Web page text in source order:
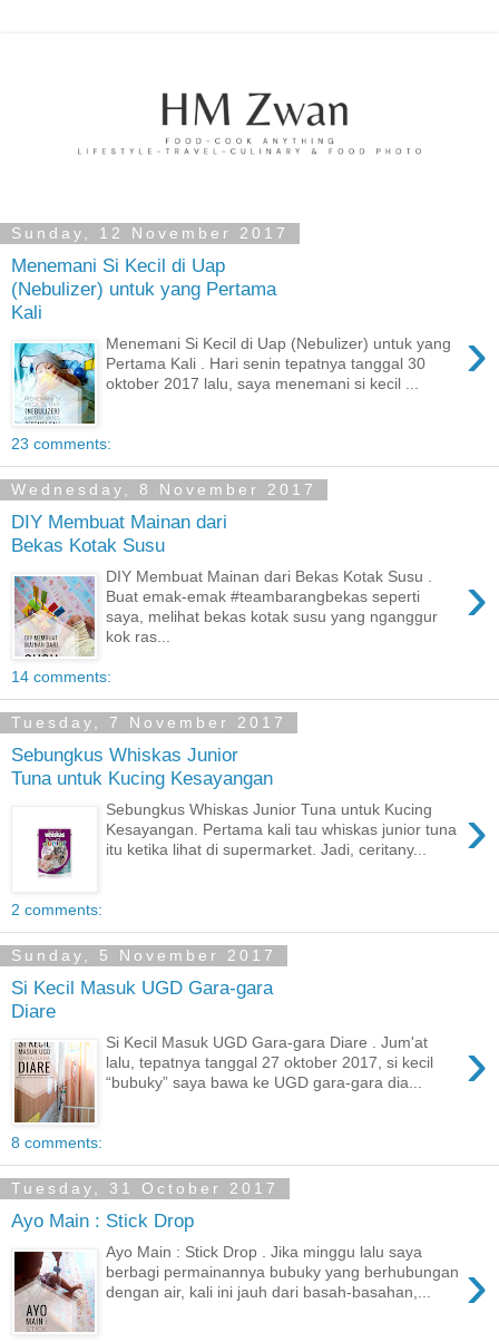
Sunday, 12 November 2017
Menemani Si Kecil di Uap
(Nebulizer) untuk yang Pertama
Kali
›
Menemani Si Kecil di Uap (Nebulizer) untuk yang
Pertama Kali . Hari senin tepatnya tanggal 30
oktober 2017 lalu, saya menemani si kecil ...
23 comments:
Wednesday, 8 November 2017
DIY Membuat Mainan dari
Bekas Kotak Susu
›
DIY Membuat Mainan dari Bekas Kotak Susu .
Buat emak-emak #teambarangbekas seperti
saya, melihat bekas kotak susu yang nganggur
kok ras...
14 comments:
Tuesday, 7 November 2017
Sebungkus Whiskas Junior
Tuna untuk Kucing Kesayangan
›
Sebungkus Whiskas Junior Tuna untuk Kucing
Kesayangan. Pertama kali tau whiskas junior tuna
itu ketika lihat di supermarket. Jadi, ceritany...
2 comments:
Sunday, 5 November 2017
Si Kecil Masuk UGD Gara-gara
Diare
›
Si Kecil Masuk UGD Gara-gara Diare . Jum'at
lalu, tepatnya tanggal 27 oktober 2017, si kecil
“bubuky” saya bawa ke UGD gara-gara dia...
8 comments:
Tuesday, 31 October 2017
Ayo Main : Stick Drop
›
Ayo Main : Stick Drop . Jika minggu lalu saya
berbagi permainannya bubuky yang berhubungan
dengan air, kali ini jauh dari basah-basahan,...